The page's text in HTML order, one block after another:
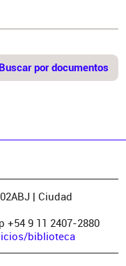
| Ciudad
+54 9 11 2407-2880
biblioteca